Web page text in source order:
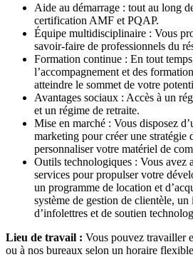
Aide au démarrage : tout au long
certification AMF et PQAP.
Équipe multidisciplinaire : Vous
savoir-faire de professionnels du
Formation continue : En tout
l’accompagnement et des
atteindre le sommet de votre
Avantages sociaux : Accès à un
et un régime de retraite.
Mise en marché : Vous disposez
marketing pour créer une stratégie
personnaliser votre matériel de
Outils technologiques : Vous avez
services pour propulser votre
un programme de location et
système de gestion de clientèle,
d’infolettres et de soutien
Lieu de travail : Vous pouvez travailler
ou à nos bureaux selon un horaire